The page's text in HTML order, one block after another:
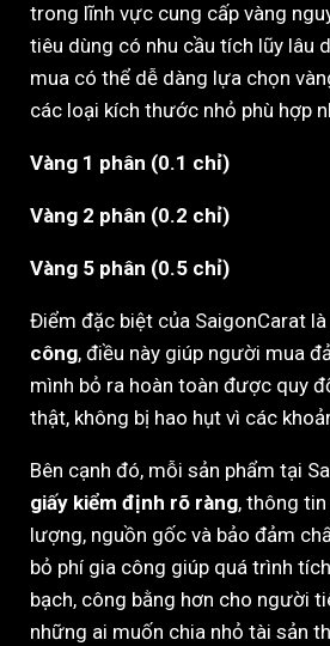
trong lĩnh vực cung cấp vàng
tiêu dùng có nhu cầu tích lũy lâu
mua có thể dễ dàng lựa chọn
các loại kích thước nhỏ phù hợp
Vàng 1 phân (0.1 chỉ)
Vàng 2 phân (0.2 chỉ)
Vàng 5 phân (0.5 chỉ)
Điểm đặc biệt của SaigonCarat là
công, điều này giúp người mua
mình bỏ ra hoàn toàn được quy
thật, không bị hao hụt vì các
Bên cạnh đó, mỗi sản phẩm tại
giấy kiểm định rõ ràng, thông
lượng, nguồn gốc và bảo đảm
bỏ phí gia công giúp quá trình
bạch, công bằng hơn cho người
những ai muốn chia nhỏ tài sản